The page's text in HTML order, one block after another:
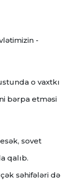
-
o vaxtkı
bərpa etməsi
sovet
qalıb.
səhifələri də